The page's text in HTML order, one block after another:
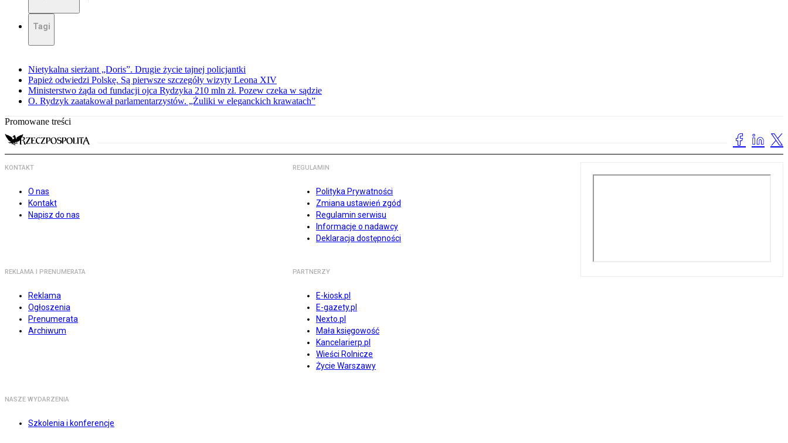
Tagi
Nietykalna sierżant „Doris”. Drugie życie tajnej policjantki
Papież odwiedzi Polskę. Są pierwsze szczegóły wizyty Leona XIV
Ministerstwo żąda od fundacji ojca Rydzyka 210 mln zł. Pozew czeka w sądzie
O. Rydzyk zaatakował parlamentarzystów. „Żuliki w eleganckich krawatach”
Promowane treści
KONTAKT
O nas
Kontakt
Napisz do nas
REGULAMIN
Polityka Prywatności
Zmiana ustawień zgód
Regulamin serwisu
Informacje o nadawcy
Deklaracja dostępności
REKLAMA I PRENUMERATA
Reklama
Ogłoszenia
Prenumerata
Archiwum
PARTNERZY
E-kiosk.pl
E-gazety.pl
Nexto.pl
Mała księgowość
Kancelarierp.pl
Wieści Rolnicze
Życie Warszawy
NASZE WYDARZENIA
Szkolenia i konferencje